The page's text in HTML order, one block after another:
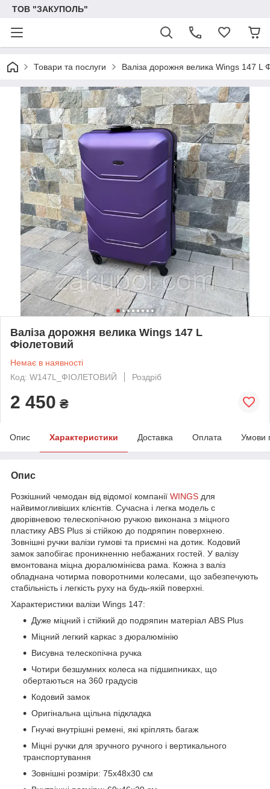
ТОВ "ЗАКУПОЛЬ"
Товари та послуги Валіза дорожня велика Wings 147 L
Валіза дорожня велика Wings 147 L
Фіолетовий
Немає в наявності
Код: W147L_ФІОЛЕТОВИЙ
Роздріб
2 450 ₴
Опис Характеристики Доставка Оплата Умови
Опис
Розкішний чемодан від відомої компанії WINGS для
найвимогливіших клієнтів. Сучасна і легка модель c
дворівневою телескопічною ручкою виконана з міцного
пластику ABS Plus зі стійкою до подряпин поверхнею.
Зовнішні ручки валізи гумові та приємні на дотик. Кодовий
замок запобігає проникненню небажаних гостей. У валізу
вмонтована міцна дюралюмінієва рама. Кожна з валіз
обладнана чотирма поворотними колесами, що забезпечують
стабільність і легкість руху на будь-якій поверхні.
Характеристики валізи Wings 147:
Дуже міцний і стійкий до подряпин матеріал ABS Plus
Міцний легкий каркас з дюралюмінію
Висувна телескопічна ручка
Чотири безшумних колеса на підшипниках, що
обертаються на 360 градусів
Кодовий замок
Оригінальна щільна підкладка
Гнучкі внутрішні ремені, які кріплять багаж
Міцні ручки для зручного ручного і вертикального
транспортування
Зовнішні розміри: 75х48х30 см